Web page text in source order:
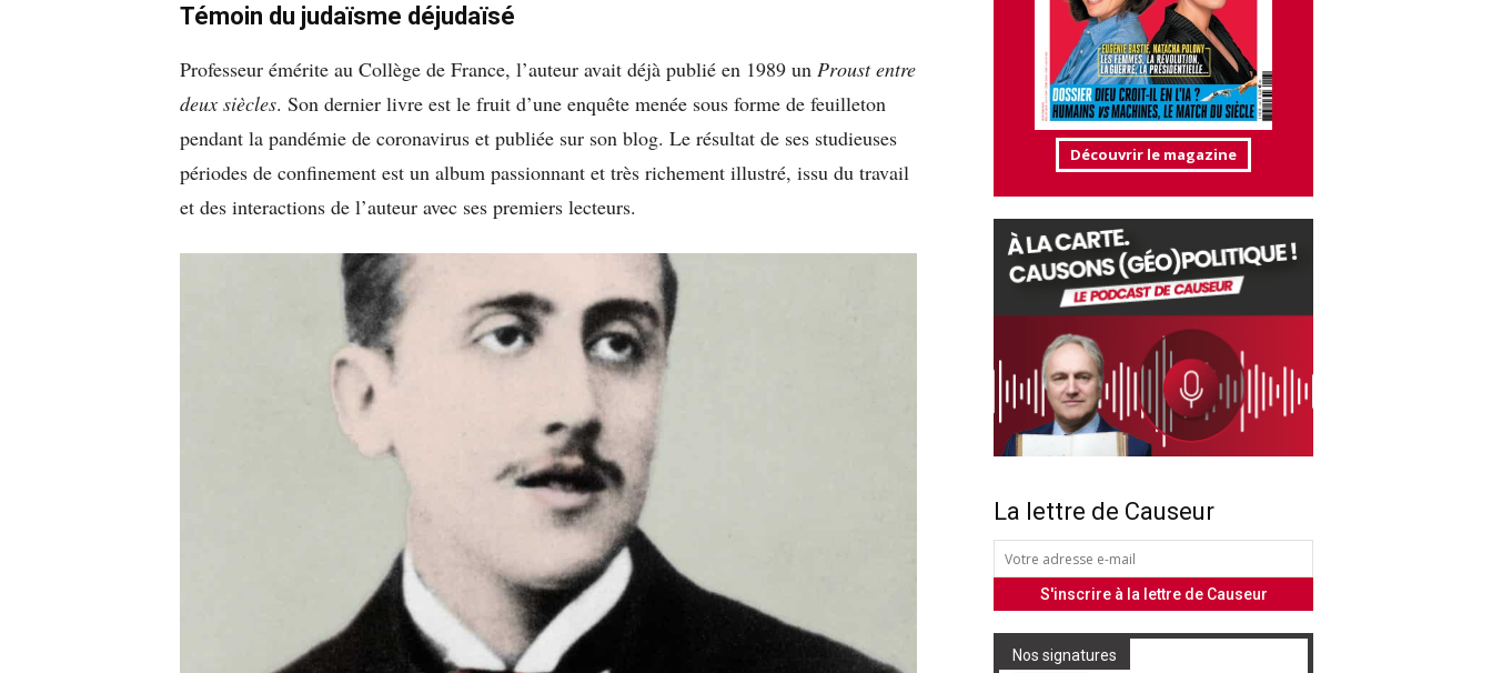
Témoin du judaïsme déjudaïsé
Professeur émérite au Collège de France, l’auteur avait déjà publié en 1989 un Proust entre
deux siècles. Son dernier livre est le fruit d’une enquête menée sous forme de feuilleton
pendant la pandémie de coronavirus et publiée sur son blog. Le résultat de ses studieuses
périodes de confinement est un album passionnant et très richement illustré, issu du travail
et des interactions de l’auteur avec ses premiers lecteurs.
Découvrir le magazine
La lettre de Causeur
Nos signatures